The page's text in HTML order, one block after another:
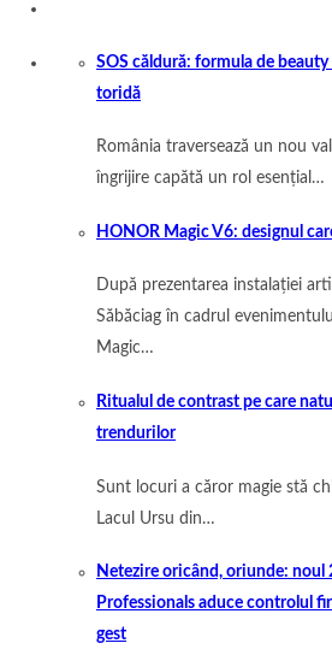
SOS căldură: formula de
toridă
România traversează un nou
îngrijire capătă un rol esențial…
HONOR Magic V6: designul
După prezentarea instalației
Săbăciag în cadrul
Magic…
Ritualul de contrast pe care
trendurilor
Sunt locuri a căror magie stă
Lacul Ursu din…
Netezire oricând, oriunde: noul
Professionals aduce controlul
gest